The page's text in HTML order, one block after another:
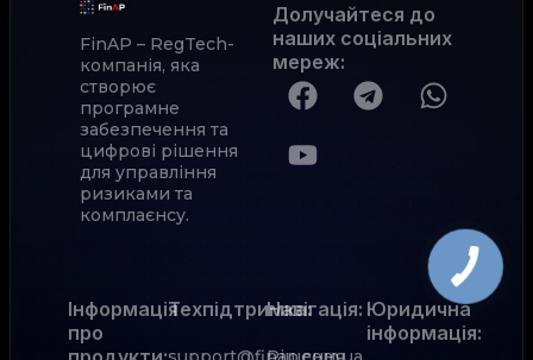
FinAP – RegTech-
компанія, яка
створює
програмне
забезпечення та
цифрові рішення
для управління
ризиками та
комплаєнсу.
Долучайтеся до
наших соціальних
мереж:
Інформація
про
Техпідтримка:Навігація: Юридична
інформація: